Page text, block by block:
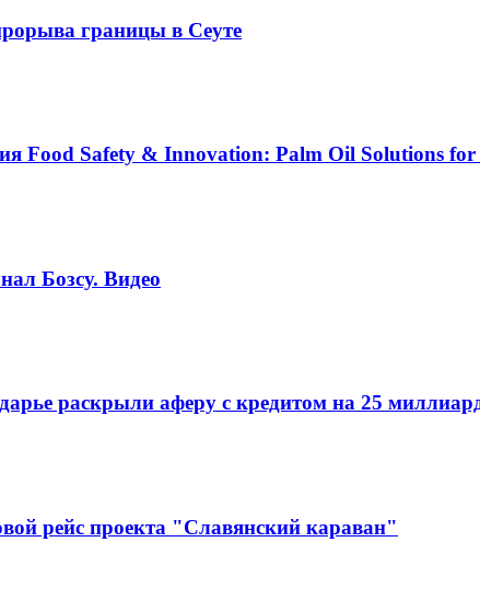
границы в Сеуте
Food Safety & Innovation: Palm Oil Solutions
Бозсу. Видео
раскрыли аферу с кредитом на 25
рейс проекта "Славянский караван"